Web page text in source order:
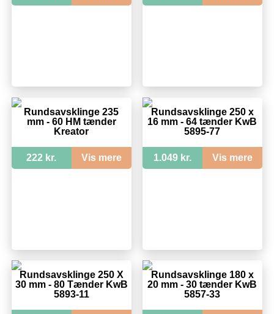
Rundsavsklinge 235
mm - 60 HM tænder
Kreator
222 kr. Vis mere
Rundsavsklinge 250 x
16 mm - 64 tænder KwB
5895-77
1.049 kr. Vis mere
Rundsavsklinge 250 X
30 mm - 80 Tænder KwB
5893-11
Rundsavsklinge 180 x
20 mm - 30 tænder KwB
5857-33